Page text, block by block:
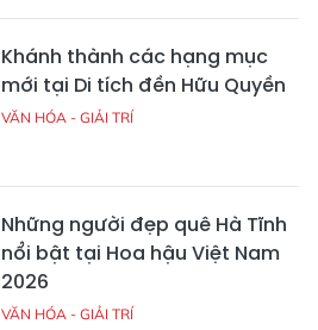
Khánh thành các hạng mục
mới tại Di tích đền Hữu Quyền
VĂN HÓA - GIẢI TRÍ
Những người đẹp quê Hà Tĩnh
nổi bật tại Hoa hậu Việt Nam
2026
VĂN HÓA - GIẢI TRÍ